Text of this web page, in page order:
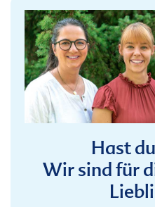
Hast
Wir sind für